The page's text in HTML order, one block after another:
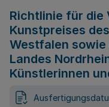
Richtlinie für die
Kunstpreises
Westfalen sowie
Landes
Künstlerinnen